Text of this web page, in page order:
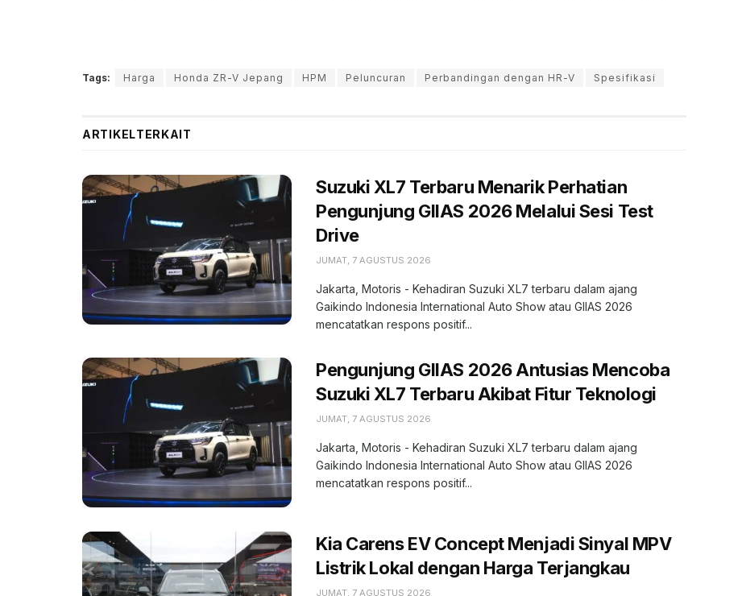
Tags: Harga Honda ZR-V Jepang HPM Peluncuran Perbandingan dengan HR-V Spesifikasi
ARTIKELTERKAIT
Suzuki XL7 Terbaru Menarik Perhatian
Pengunjung GIIAS 2026 Melalui Sesi Test
Drive
JUMAT, 7 AGUSTUS 2026
Jakarta, Motoris - Kehadiran Suzuki XL7 terbaru dalam ajang
Gaikindo Indonesia International Auto Show atau GIIAS 2026
mencatatkan respons positif...
Pengunjung GIIAS 2026 Antusias Mencoba
Suzuki XL7 Terbaru Akibat Fitur Teknologi
JUMAT, 7 AGUSTUS 2026
Jakarta, Motoris - Kehadiran Suzuki XL7 terbaru dalam ajang
Gaikindo Indonesia International Auto Show atau GIIAS 2026
mencatatkan respons positif...
Kia Carens EV Concept Menjadi Sinyal MPV
Listrik Lokal dengan Harga Terjangkau
JUMAT, 7 AGUSTUS 2026